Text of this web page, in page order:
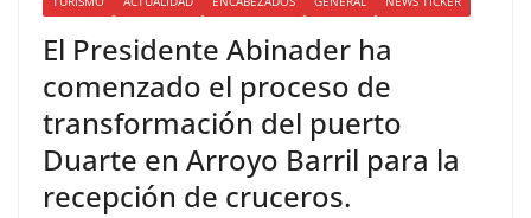
El Presidente Abinader ha
comenzado el proceso de
transformación del puerto
Duarte en Arroyo Barril para la
recepción de cruceros.